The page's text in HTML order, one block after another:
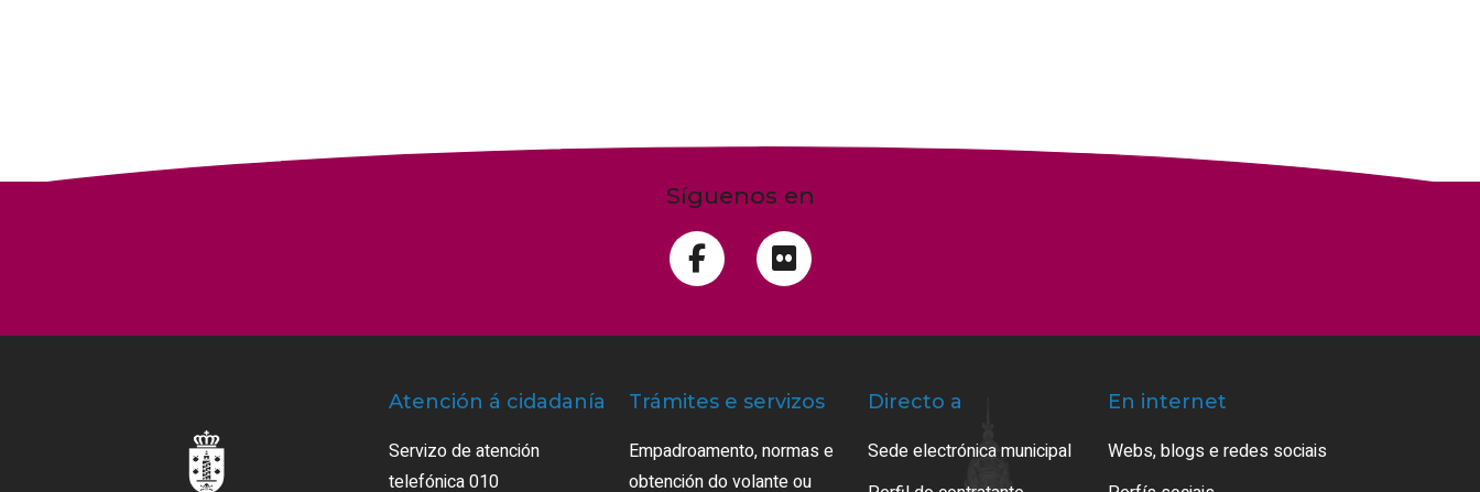
Síguenos en
Atención á cidadanía
Servizo de atención
telefónica 010
Trámites e servizos
Empadroamento, normas e
obtención do volante ou
Directo a
Sede electrónica municipal
En internet
Webs, blogs e redes sociais